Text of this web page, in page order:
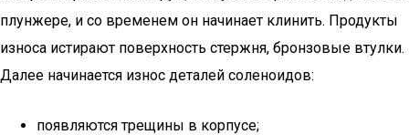
плунжере, и со временем он начинает клинить. Продукты
износа истирают поверхность стержня, бронзовые втулки.
Далее начинается износ деталей соленоидов:
появляются трещины в корпусе;